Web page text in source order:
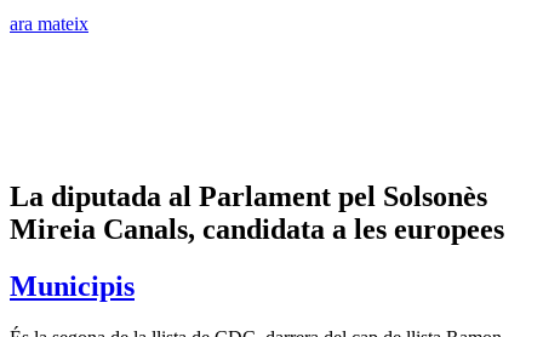
ara mateix
La diputada al Parlament pel Solsonès
Mireia Canals, candidata a les europees
Municipis